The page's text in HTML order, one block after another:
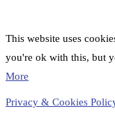
This website uses
you're ok with this, but
More
Privacy & Cookies